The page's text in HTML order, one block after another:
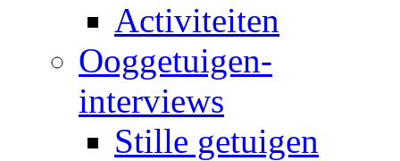
Activiteiten
Ooggetuigen-
interviews
Stille getuigen